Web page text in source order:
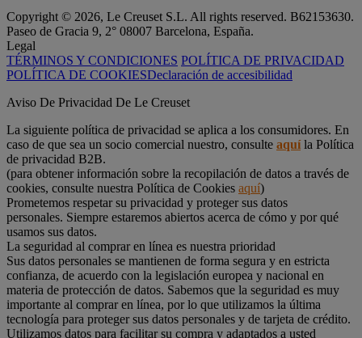
Copyright © 2026, Le Creuset S.L. All rights reserved. B62153630.
Paseo de Gracia 9, 2° 08007 Barcelona, España.
Legal
TÉRMINOS Y CONDICIONES POLÍTICA DE PRIVACIDAD
POLÍTICA DE COOKIESDeclaración de accesibilidad
Aviso De Privacidad De Le Creuset
La siguiente política de privacidad se aplica a los consumidores. En
caso de que sea un socio comercial nuestro, consulte aquíla Política
de privacidad B2B.
(para obtener información sobre la recopilación de datos a través de
cookies, consulte nuestra Política de Cookies aquí)
Prometemos respetar su privacidad y proteger sus datos
personales. Siempre estaremos abiertos acerca de cómo y por qué
usamos sus datos.
La seguridad al comprar en línea es nuestra prioridad
Sus datos personales se mantienen de forma segura y en estricta
confianza, de acuerdo con la legislación europea y nacional en
materia de protección de datos. Sabemos que la seguridad es muy
importante al comprar en línea, por lo que utilizamos la última
tecnología para proteger sus datos personales y de tarjeta de crédito.
Utilizamos datos para facilitar su compra y adaptados a usted